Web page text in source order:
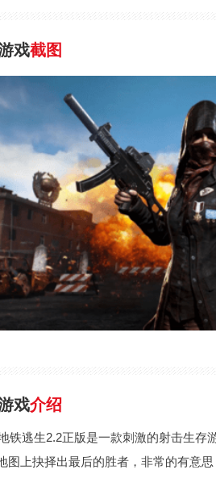
戏截图
戏介绍
铁逃生2.2正版是一款刺激的射击生
图上抉择出最后的胜者，非常的有意